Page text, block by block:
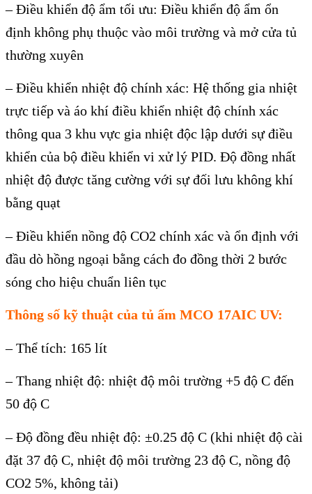
– Điều khiển độ ẩm tối ưu: Điều khiển độ ẩm ổn
định không phụ thuộc vào môi trường và mở cửa tủ
thường xuyên
– Điều khiển nhiệt độ chính xác: Hệ thống gia nhiệt
trực tiếp và áo khí điều khiển nhiệt độ chính xác
thông qua 3 khu vực gia nhiệt độc lập dưới sự điều
khiển của bộ điều khiển vi xử lý PID. Độ đồng nhất
nhiệt độ được tăng cường với sự đối lưu không khí
bằng quạt
– Điều khiển nồng độ CO2 chính xác và ổn định với
đầu dò hồng ngoại bằng cách đo đồng thời 2 bước
sóng cho hiệu chuẩn liên tục
Thông số kỹ thuật của tủ ấm MCO 17AIC UV:
– Thể tích: 165 lít
– Thang nhiệt độ: nhiệt độ môi trường +5 độ C đến
50 độ C
– Độ đồng đều nhiệt độ: ±0.25 độ C (khi nhiệt độ cài
đặt 37 độ C, nhiệt độ môi trường 23 độ C, nồng độ
CO2 5%, không tải)